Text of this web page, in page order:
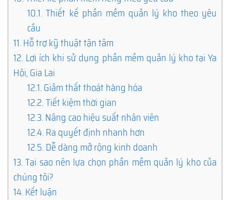
10.1. Thiết kế phần mềm quản lý kho theo yêu
cầu
11.Hỗ trợ kỹ thuật tận tâm
12. Lợi ích khi sử dụng phần mềm quản lý kho tại Ya
Hội, Gia Lai
12.1.Giảm thất thoát hàng hóa
12.2.Tiết kiệm thời gian
12.3.Nâng cao hiệu suất nhân viên
12.4.Ra quyết định nhanh hơn
12.5.Dễ dàng mở rộng kinh doanh
13.Tại sao nên lựa chọn phần mềm quản lý kho của
chúng tôi?
14.Kết luận